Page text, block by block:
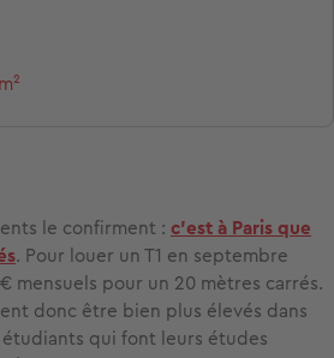
le confirment : c’est à Paris que
. Pour louer un T1 en septembre
mensuels pour un 20 mètres carrés.
donc être bien plus élevés dans
qui font leurs études